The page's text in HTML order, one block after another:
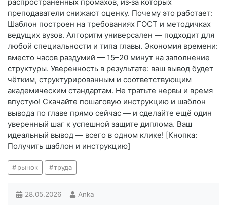
распространённых промахов, из‑за которых
преподаватели снижают оценку. Почему это работает:
Шаблон построен на требованиях ГОСТ и методичках
ведущих вузов. Алгоритм универсален — подходит для
любой специальности и типа главы. Экономия времени:
вместо часов раздумий — 15–20 минут на заполнение
структуры. Уверенность в результате: ваш вывод будет
чётким, структурированным и соответствующим
академическим стандартам. Не тратьте нервы и время
впустую! Скачайте пошаговую инструкцию и шаблон
вывода по главе прямо сейчас — и сделайте ещё один
уверенный шаг к успешной защите диплома. Ваш
идеальный вывод — всего в одном клике! [Кнопка:
Получить шаблон и инструкцию]
рынок труда
28.05.2026 Anka